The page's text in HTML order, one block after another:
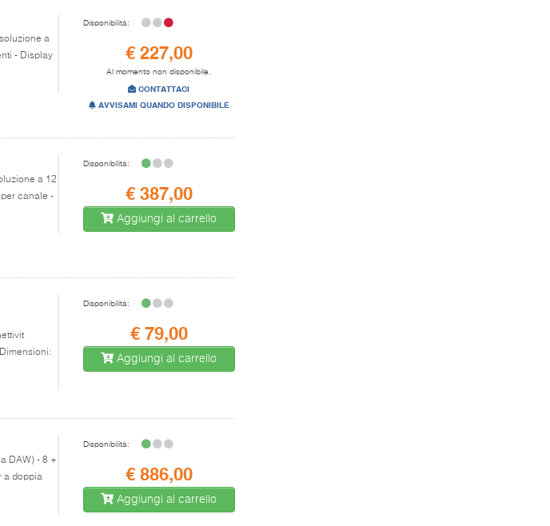
a
- Display
Disponibilità:
€ 227,00
Al momento non disponibile.
CONTATTACI
AVVISAMI QUANDO DISPONIBILE
a 12
canale -
Disponibilità:
€ 387,00
Aggiungi al carrello
Disponibilità:
€ 79,00
Aggiungi al carrello
DAW) - 8 +
a doppia
Disponibilità:
€ 886,00
Aggiungi al carrello